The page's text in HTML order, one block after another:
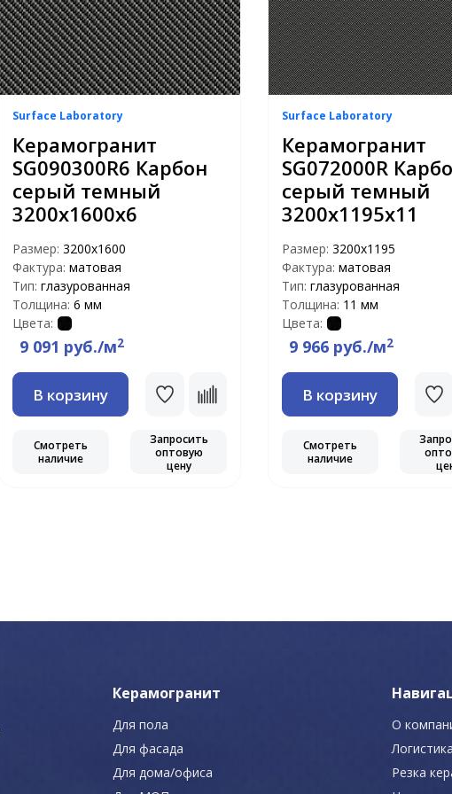
Surface Laboratory
Керамогранит
SG090300R6 Карбон
серый темный
3200х1600х6
Размер: 3200x1600
Фактура: матовая
Тип: глазурованная
Толщина: 6 мм
Цвета:
9 091 руб./м2
В корзину
Смотреть
наличие
Запросить
оптовую
цену
Surface Laboratory
Керамогранит
SG072000R
серый темный
3200х1195х11
Размер: 3200x1195
Фактура: матовая
Тип: глазурованная
Толщина: 11 мм
Цвета:
9 966 руб./м2
В корзину
Смотреть
наличие
Керамогранит
Для пола
Для фасада
Для дома/офиса
О
Резка